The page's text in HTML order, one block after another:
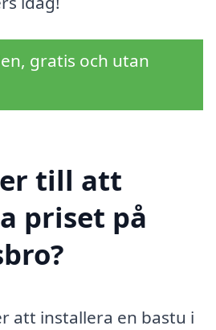
gratis och utan
till att
priset på
att installera en bastu i